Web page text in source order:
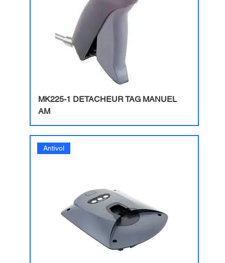
MK225-1 DETACHEUR TAG MANUEL
AM
Antivol